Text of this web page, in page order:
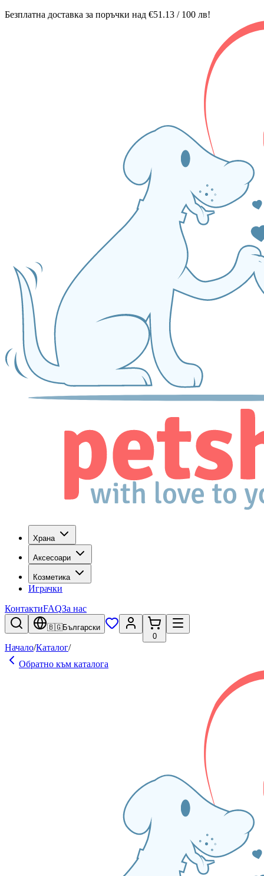
Безплатна доставка за поръчки над €51.13 / 100 лв!
Храна
Аксесоари
Козметика
Играчки
КонтактиFAQЗа нас
🇧🇬Български
0
Начало/Каталог/
Обратно към каталога